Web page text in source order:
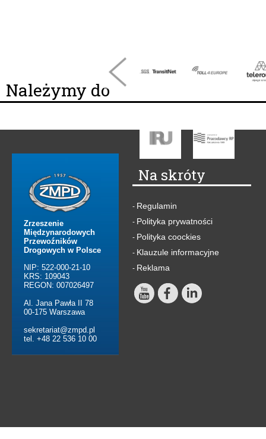
Należymy do
Zrzeszenie
Międzynarodowych
Przewoźników
Drogowych w Polsce
NIP: 522-000-21-10
KRS: 109043
REGON: 007026497
Al. Jana Pawła II 78
00-175 Warszawa
sekretariat@zmpd.pl
tel. +48 22 536 10 00
Na skróty
- Regulamin
- Polityka prywatności
- Polityka coockies
- Klauzule informacyjne
- Reklama